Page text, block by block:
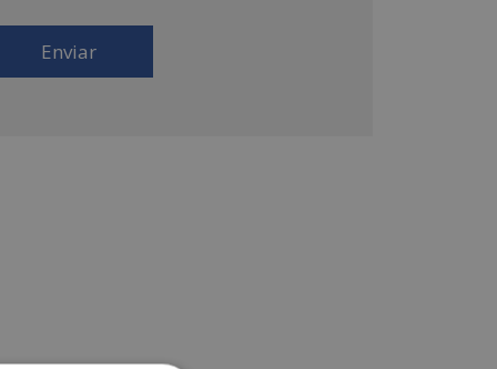
Puede ejercitar sus derechos
suficientemente, dirigiéndose a la